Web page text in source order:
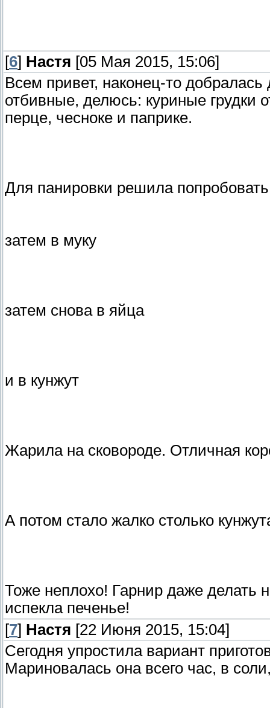
[6] Настя [05 Мая 2015, 15:06]
Всем привет, наконец-то
отбивные, делюсь: куриные грудки
перце, чесноке и паприке.
Для панировки решила
затем в муку
затем снова в яйца
и в кунжут
Жарила на сковороде. Отличная
А потом стало жалко столько
Тоже неплохо! Гарнир даже делать
испекла печенье!
[7] Настя [22 Июня 2015, 15:04]
Сегодня упростила вариант
Мариновалась она всего час, в